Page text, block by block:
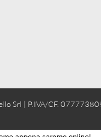
Srl | P.IVA/CF.